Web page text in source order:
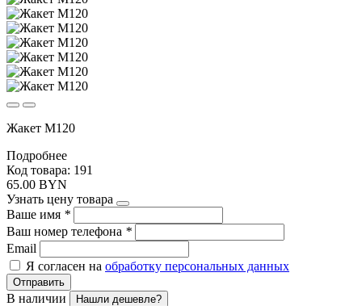
Жакет М120
Подробнее
Код товара: 191
65.00 BYN
Узнать цену товара
Ваше имя *
Ваш номер телефона *
Email
Я согласен на обработку персональных данных
Отправить
В наличии Нашли дешевле?